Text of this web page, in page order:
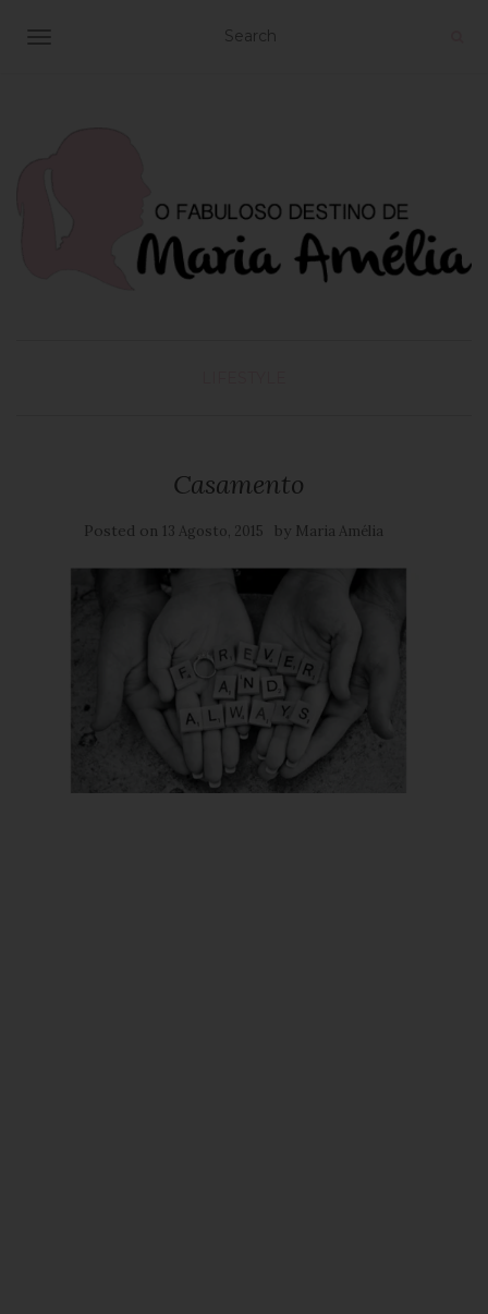
TOGGLE NAVIGATION
Casamento
Posted on 13 Agosto, 2015 by Maria Amélia